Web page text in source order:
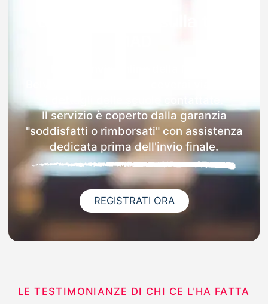
Il servizio è coperto dalla garanzia
"soddisfatti o rimborsati" con assistenza
dedicata prima dell'invio finale.
REGISTRATI ORA
LE TESTIMONIANZE DI CHI CE L'HA FATTA